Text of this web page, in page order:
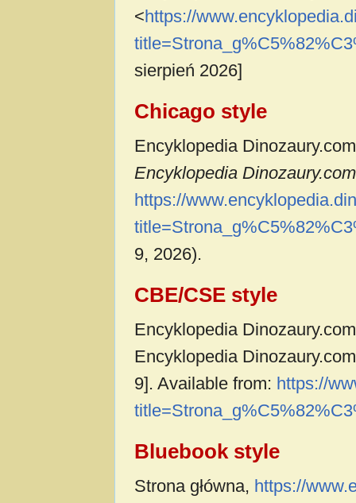
<https://
sierpień 2026]
Chicago style
Encyklopedia
Encyklopedia
https://
9, 2026).
CBE/CSE style
Encyklopedia
Encyklopedia
9]. Available from: https://
Bluebook style
Strona główna, https://